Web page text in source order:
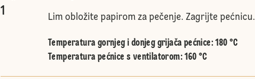
1 Lim obložite papirom za pečenje. Zagrijte pećnicu.
Temperatura gornjeg i donjeg grijača pećnice: 180 °C
Temperatura pećnice s ventilatorom: 160 °C